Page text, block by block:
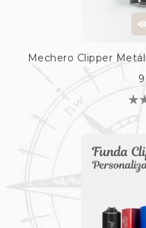
Mechero Clipper